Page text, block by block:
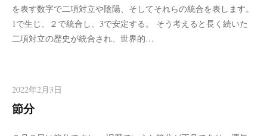
を表す数字で二項対立や陰陽、そしてそれらの統合を表します。
1で生じ、２で統合し、3で安定する。 そう考えると長く続いた
二項対立の歴史が統合され、世界的…
2022年2月3日
節分